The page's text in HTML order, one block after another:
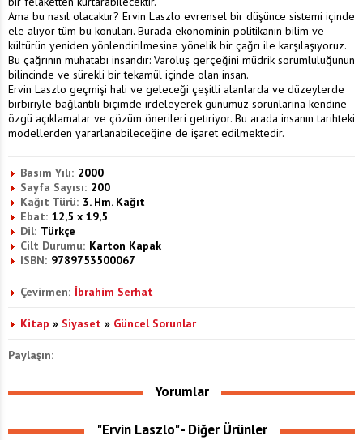
Ama bu nasıl olacaktır? Ervin Laszlo evrensel bir düşünce sistemi içinde
ele alıyor tüm bu konuları. Burada ekonominin politikanın bilim ve
kültürün yeniden yönlendirilmesine yönelik bir çağrı ile karşılaşıyoruz.
Bu çağrının muhatabı insandır: Varoluş gerçeğini müdrik sorumluluğunun
bilincinde ve sürekli bir tekamül içinde olan insan.
Ervin Laszlo geçmişi hali ve geleceği çeşitli alanlarda ve düzeylerde
birbiriyle bağlantılı biçimde irdeleyerek günümüz sorunlarına kendine
özgü açıklamalar ve çözüm önerileri getiriyor. Bu arada insanın tarihteki
modellerden yararlanabileceğine de işaret edilmektedir.
Basım Yılı: 2000
Sayfa Sayısı: 200
Kağıt Türü: 3. Hm. Kağıt
Ebat: 12,5 x 19,5
Dil: Türkçe
Cilt Durumu: Karton Kapak
ISBN: 9789753500067
Çevirmen: İbrahim Serhat
Kitap » Siyaset » Güncel Sorunlar
Paylaşın:
Yorumlar
"Ervin Laszlo" - Diğer Ürünler